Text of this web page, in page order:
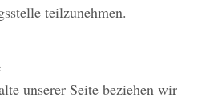
teilzunehmen.
unserer Seite beziehen wir